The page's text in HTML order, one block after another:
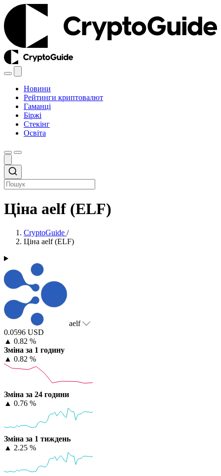
Новини
Рейтинги криптовалют
Гаманці
Біржі
Стекінг
Освіта
Ціна aelf (ELF)
CryptoGuide /
Ціна aelf (ELF)
aelf
0.0596 USD
▲ 0.82 %
Зміна за 1 годину
▲ 0.82 %
Зміна за 24 години
▲ 0.76 %
Зміна за 1 тиждень
▲ 2.25 %